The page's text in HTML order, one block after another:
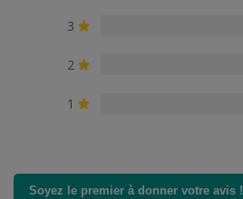
3
2
1
Soyez le premier à donner votre avis !